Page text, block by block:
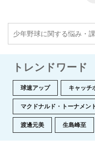
トレンドワード
球速アップ キャッチ
マクドナルド・トーナメン
渡邊元美 生島峰至